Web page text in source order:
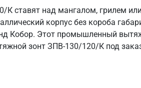
ставят над мангалом, грилем
корпус без короба
Кобор. Этот промышленный
зонт ЗПВ-130/120/К под